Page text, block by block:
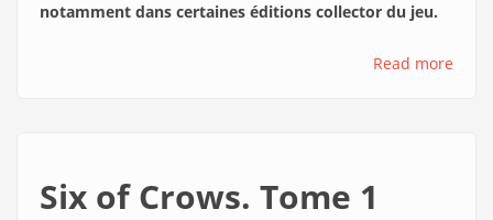
notamment dans certaines éditions collector du jeu.
Read more
Six of Crows. Tome 1